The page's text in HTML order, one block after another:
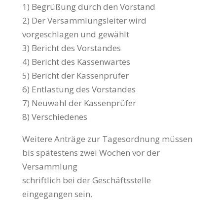
1) Begrüßung durch den Vorstand
2) Der Versammlungsleiter wird
vorgeschlagen und gewählt
3) Bericht des Vorstandes
4) Bericht des Kassenwartes
5) Bericht der Kassenprüfer
6) Entlastung des Vorstandes
7) Neuwahl der Kassenprüfer
8) Verschiedenes
Weitere Anträge zur Tagesordnung müssen
bis spätestens zwei Wochen vor der
Versammlung
schriftlich bei der Geschäftsstelle
eingegangen sein.